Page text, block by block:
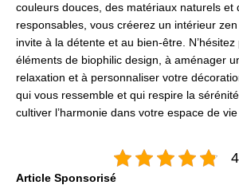
couleurs douces, des matériaux naturels et
responsables, vous créerez un intérieur
invite à la détente et au bien-être.
éléments de biophilic design, à aménager
relaxation et à personnaliser votre
qui vous ressemble et qui respire la
cultiver l’harmonie dans votre espace de
Articlе Spоnsоrisé